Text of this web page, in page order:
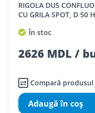
RIGOLA DUS CONFLUO PRIMO COMPACT NET LINE 850,
CU GRILA SPOT, D 50
În stoc
2626 MDL /
Compară produsul
Adaugă în coş